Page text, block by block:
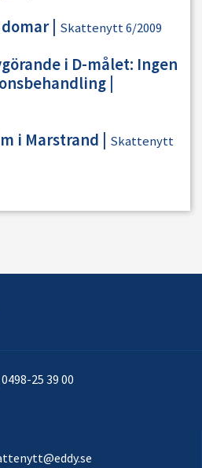
domar| Skattenytt 6/2009
i D-målet: Ingen
i Marstrand
Skattenytt
0498-25 39 00